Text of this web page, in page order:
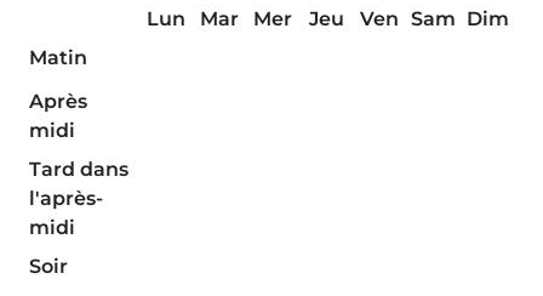
Lun Mar Mer Jeu Ven Sam Dim
Matin
Après
midi
Tard dans
l'après-
midi
Soir